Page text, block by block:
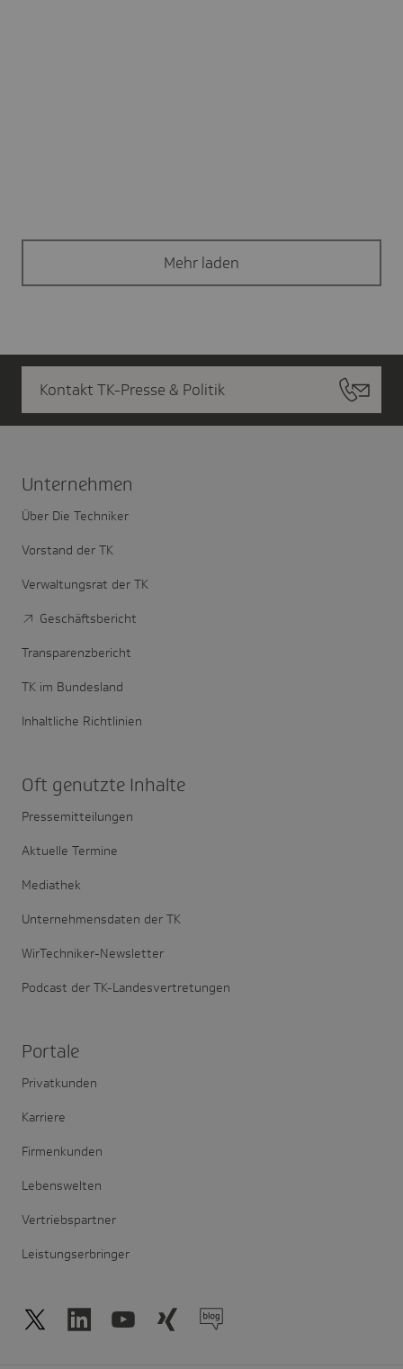
Mehr laden
Kontakt TK-Presse & Politik
Unter­nehmen
Über Die Techniker
Vorstand der TK
Verwaltungsrat der TK
Geschäftsbericht
Transparenzbericht
TK im Bundesland
Inhaltliche Richtlinien
Oft genutzte Inhalte
Pressemitteilungen
Aktuelle Termine
Mediathek
Unternehmensdaten der TK
WirTechniker-Newsletter
Podcast der TK-Landesvertretungen
Portale
Privatkunden
Karriere
Firmenkunden
Lebenswelten
Vertriebspartner
Leistungserbringer